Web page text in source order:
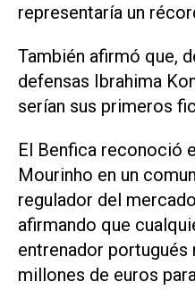
representaría un
También afirmó que,
defensas Ibrahima
serían sus primeros
El Benfica reconoció
Mourinho en un
regulador del
afirmando que
entrenador
millones de euros